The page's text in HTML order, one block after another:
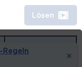
Lösen
Regeln